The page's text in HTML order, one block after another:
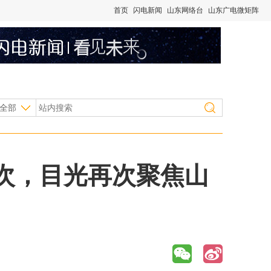
首页 闪电新闻 山东网络台 山东广电微矩阵
部
目光再次聚焦山